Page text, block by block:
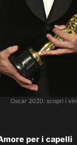
Oscar 2020: scopri i
per i capelli